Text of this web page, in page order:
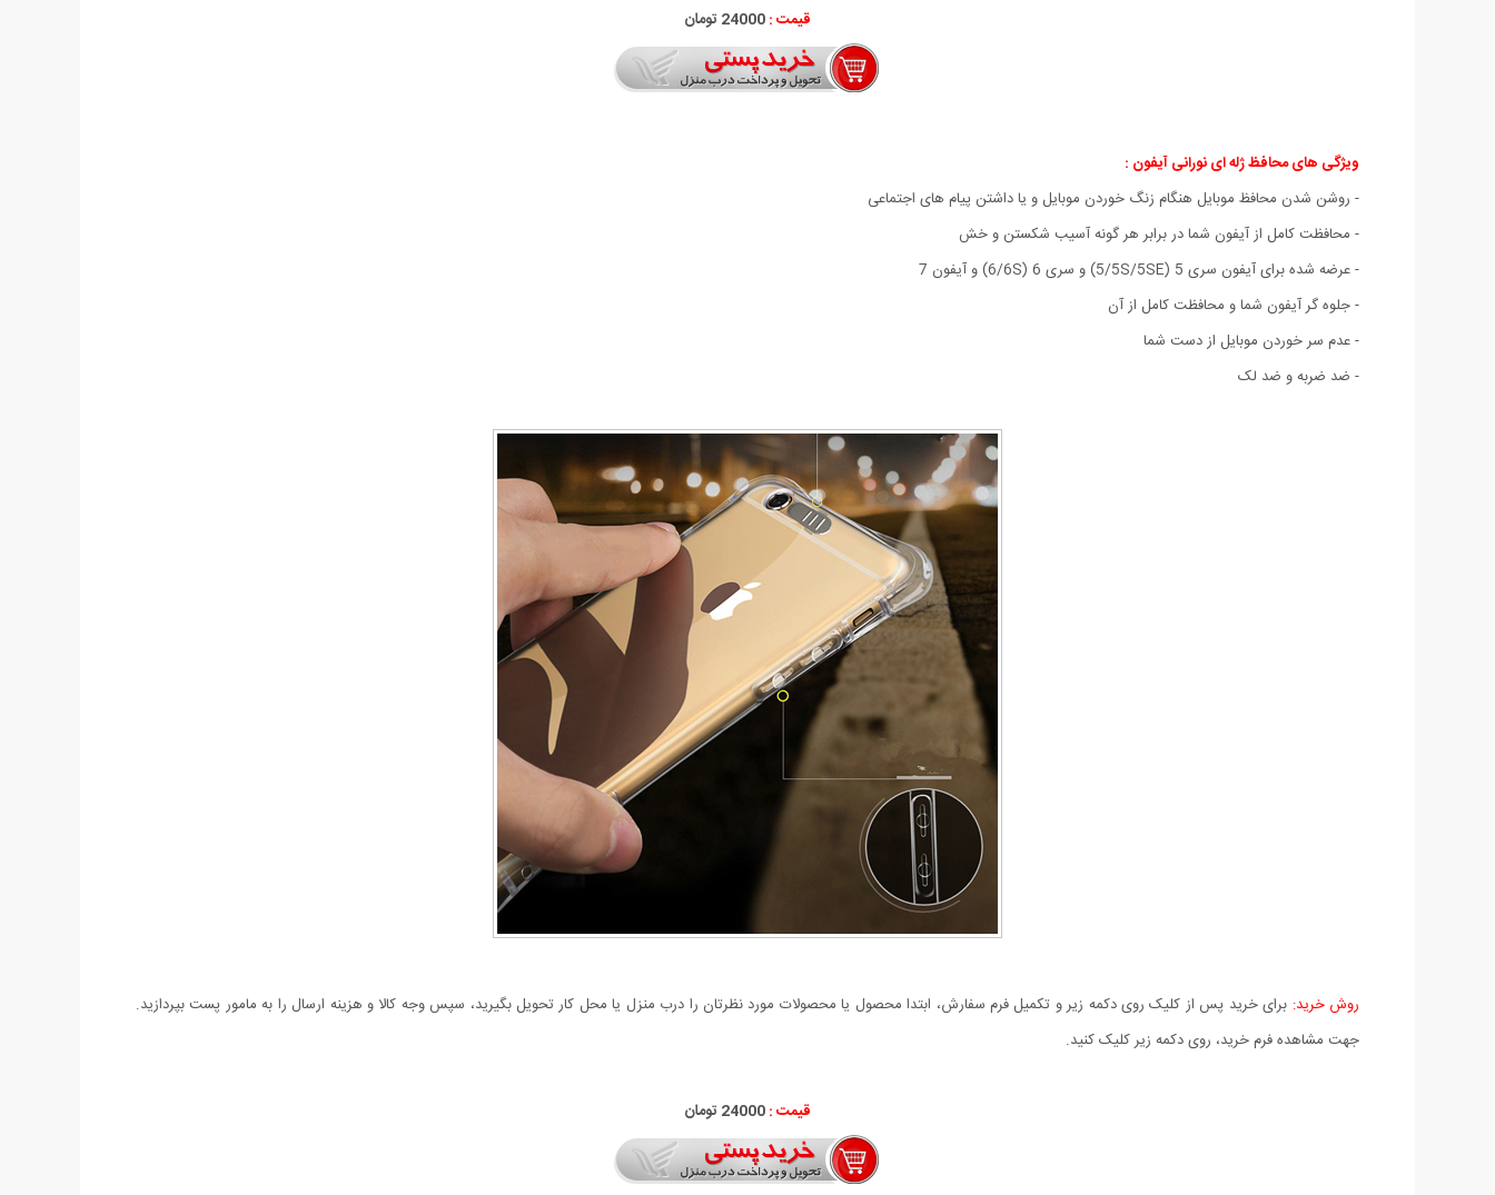
قیمت :24000 تومان
ویژگی های محافظ ژله ای نورانی آیفون :
- روشن شدن محافظ موبایل هنگام زنگ خوردن موبایل و یا داشتن پیام های اجتماعی
- محافظت کامل از آیفون شما در برابر هر گونه آسیب شکستن و خش
- عرضه شده برای آیفون سری 5 (5/5S/5SE) و سری 6 (6/6S) و آیفون 7
- جلوه گر آیفون شما و محافظت کامل از آن
- عدم سر خوردن موبایل از دست شما
- ضد ضربه و ضد لک
روش خرید: برای خرید پس از کلیک روی دکمه زیر و تکمیل فرم سفارش، ابتدا محصول یا محصولات مورد نظرتان را درب منزل یا محل کار تحویل بگیرید، سپس وجه کالا و هزینه ارسال را به مامور پست بپردازید.
جهت مشاهده فرم خرید، روی دکمه زیر کلیک کنید.
قیمت :24000 تومان